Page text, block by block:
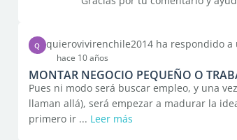
Q quierovivirenchile2014 ha respondido a
hace 10 años
MONTAR NEGOCIO PEQUEÑO O
Pues ni modo será buscar empleo, y una
llaman allá), será empezar a madurar la
primero ir ... Leer más